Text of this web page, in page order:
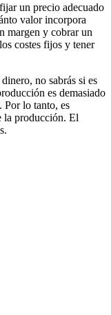
un precio adecuado
valor incorpora
margen y cobrar un
costes fijos y tener
no sabrás si es
es demasiado
Por lo tanto, es
la producción. El